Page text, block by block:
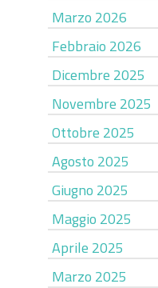
Marzo 2026
Febbraio 2026
Dicembre 2025
Novembre 2025
Ottobre 2025
Agosto 2025
Giugno 2025
Maggio 2025
Aprile 2025
Marzo 2025